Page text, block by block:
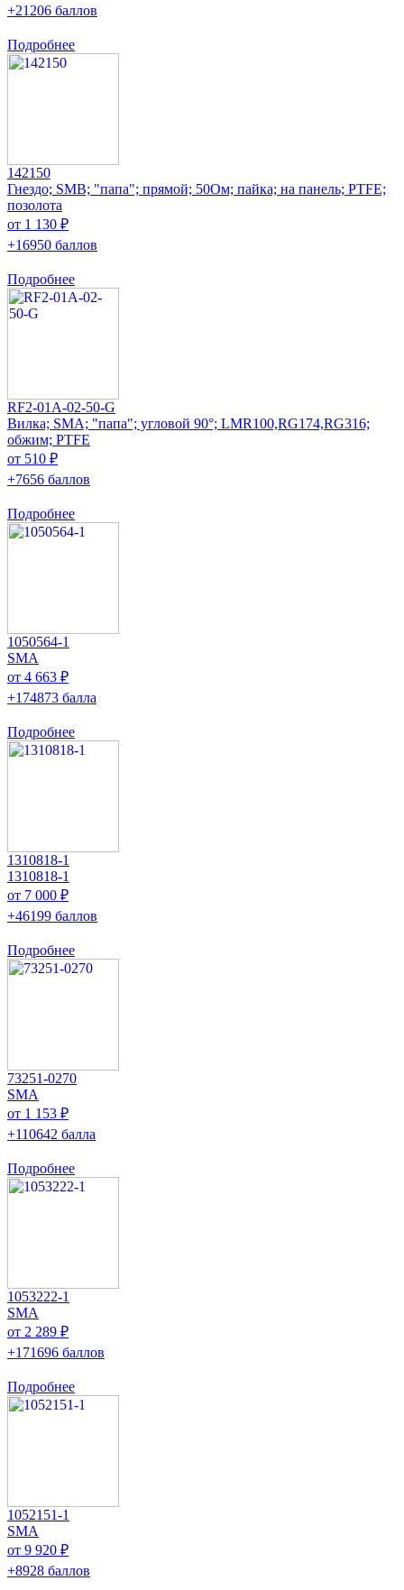
+21206 баллов
Подробнее
142150
Гнездо; SMB; "папа"; прямой; 50Ом; пайка; на панель; PTFE;
позолота
от 1 130 ₽
+16950 баллов
Подробнее
RF2-01A-02-50-G
Вилка; SMA; "папа"; угловой 90°; LMR100,RG174,RG316;
обжим; PTFE
от 510 ₽
+7656 баллов
Подробнее
1050564-1
SMA
от 4 663 ₽
+174873 балла
Подробнее
1310818-1
1310818-1
от 7 000 ₽
+46199 баллов
Подробнее
73251-0270
SMA
от 1 153 ₽
+110642 балла
Подробнее
1053222-1
SMA
от 2 289 ₽
+171696 баллов
Подробнее
1052151-1
SMA
от 9 920 ₽
+8928 баллов